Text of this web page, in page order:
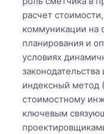
расчет
коммуникации на
планирования и
условиях
индексный метод
стоимостному
ключевым